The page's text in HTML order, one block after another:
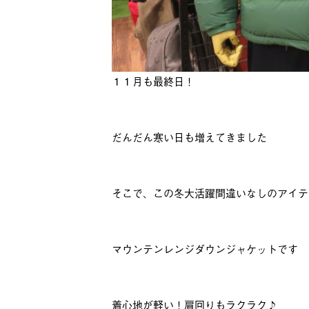
１１月も最終日！
だんだん寒い日も増えてきました
そこで、この冬大活躍間違いなしのアイ
マウンテンレンジダウンジャケットです
着心地が軽い！肩回りもラクラク♪